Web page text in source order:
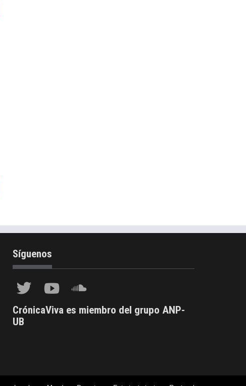
Síguenos
CrónicaViva es miembro del grupo ANP-
UB